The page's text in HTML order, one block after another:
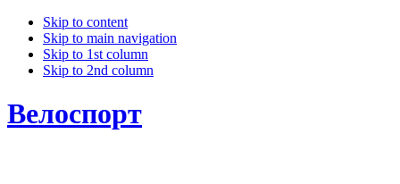
Skip to content
Skip to main navigation
Skip to 1st column
Skip to 2nd column
Велоспорт